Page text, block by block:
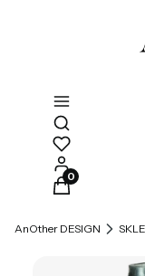
Otwórz
Produkty w
AnOther DESIGN